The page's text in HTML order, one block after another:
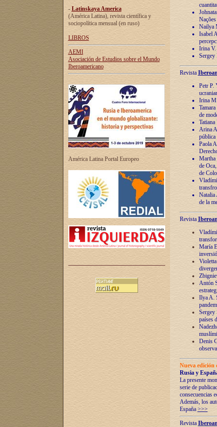
- Latinskaya America
(América Latina), revista científica y
sociopolítica mensual (en ruso)
LIBROS
AEMI
Asociación de Estudios sobre el Mundo
Iberoamericano
América Latina Portal Europeo
Nailya
Isabel
Irina V.
Sergey
Revista
Petr P.
Irina
de
Arina
pública
Paola
Martha
de
de
Natalia
de la
Revista
María
Antón
Ilya A.
Sergey
países
Denis
Nueva
Rusia y
La presente
serie de
consecuencias
Además, los
España >>>
Revista